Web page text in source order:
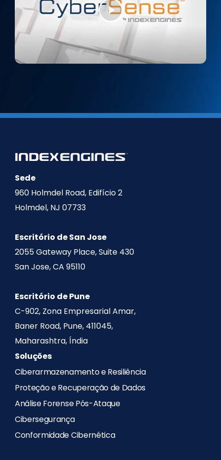
Sede
960 Holmdel Road, Edifício 2
Holmdel, NJ 07733
Escritório de San Jose
2055 Gateway Place, Suite 430
San Jose, CA 95110
Escritório de Pune
C-902, Zona Empresarial Amar,
Baner Road, Pune, 411045,
Maharashtra, Índia
Soluções
Ciberarmazenamento e Resiliência
Proteção e Recuperação de Dados
Análise Forense Pós-Ataque
Cibersegurança
Conformidade Cibernética